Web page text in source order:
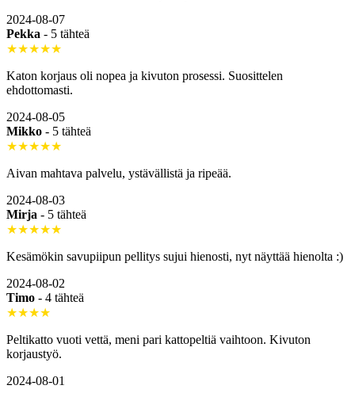
2024-08-07
Pekka - 5 tähteä
★★★★★
Katon korjaus oli nopea ja kivuton prosessi. Suosittelen
ehdottomasti.
2024-08-05
Mikko - 5 tähteä
★★★★★
Aivan mahtava palvelu, ystävällistä ja ripeää.
2024-08-03
Mirja - 5 tähteä
★★★★★
Kesämökin savupiipun pellitys sujui hienosti, nyt näyttää hienolta :)
2024-08-02
Timo - 4 tähteä
★★★★
Peltikatto vuoti vettä, meni pari kattopeltiä vaihtoon. Kivuton
korjaustyö.
2024-08-01